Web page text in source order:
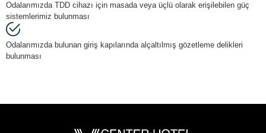
Odalarımızda TDD cihazı için masada veya üçlü olarak erişilebilen güç
sistemlerimiz bulunması
Odalarımızda bulunan giriş kapılarında alçaltılmış gözetleme delikleri
bulunması